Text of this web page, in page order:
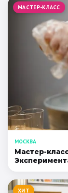
МАСТЕР-КЛАСС
МОСКВА
Мастер-
ХИТ